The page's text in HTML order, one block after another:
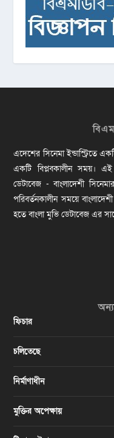
এদেশের সিনেমা ইন্ডাস্ট্রিতে
একটি বিপ্লবকালীন সময়।
ডেটাবেজ - বাংলাদেশী
পরিবর্তনকালীন সময়ে
হতে বাংলা মুভি ডেটাবেজ এর
ফিচার
চলিতেছে
নির্মাণাধীন
মুক্তির অপেক্ষায়